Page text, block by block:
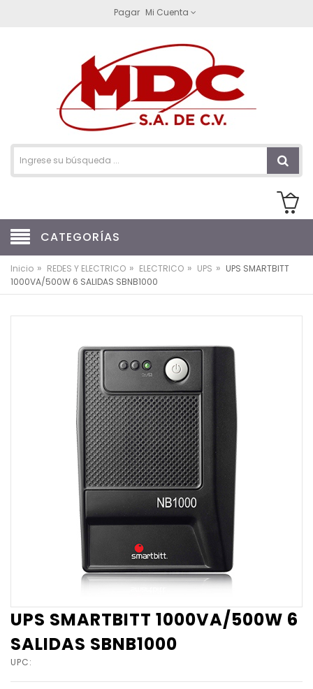
Pagar Mi Cuenta
CATEGORÍAS
Inicio » REDES Y ELECTRICO » ELECTRICO » UPS » UPS SMARTBITT
1000VA/500W 6 SALIDAS SBNB1000
UPS SMARTBITT 1000VA/500W 6
SALIDAS SBNB1000
UPC: